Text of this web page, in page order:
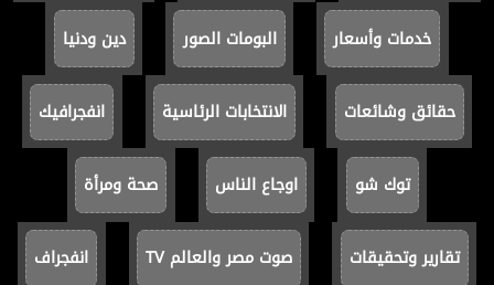
خدمات وأسعار البومات الصور دين ودنيا
حقائق وشائعات الانتخابات الرئاسية انفجرافيك
توك شو اوجاع الناس صحة ومرأة
تقارير وتحقيقات صوت مصر والعالم TV انفجراف